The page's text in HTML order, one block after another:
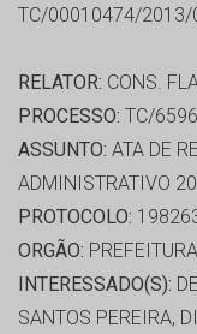
TC/00010474/2013/
RELATOR: CONS.
PROCESSO: TC/
ASSUNTO: ATA DE
ADMINISTRATIVO
PROTOCOLO:
ORGÃO:
INTERESSADO(S):
SANTOS PEREIRA,